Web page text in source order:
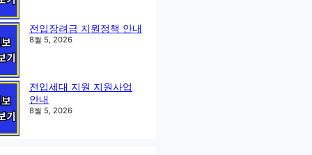
전입장려금 지원정책 안내
8월 5, 2026
전입세대 지원 지원사업
안내
8월 5, 2026